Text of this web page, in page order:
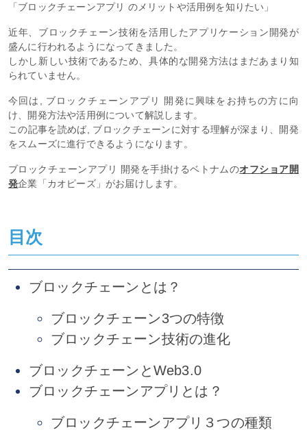
「ブロックチェーンアプリ のメリットや活用例を知りたい」
近年、ブロックチェーン技術を活用したアプリケーション開発が
盛んに行われるようになってきました。
しかし新しい技術であるため、具体的な開発方法はまだあまり知
られていません。
今回は, ブロックチェーンアプリ 開発に興味をお持ちの方に向
け、開発方法や活用例について解説します。
この記事を読めば, ブロックチェーンに対する理解が深まり、開発
をスムーズに進行できるようになります。
ブロックチェーンアプリ 開発を手掛けるベトナムのオフショア開
発企業「カオピーズ」がお届けします。
目次
ブロックチェーンとは？
ブロックチェーン3つの特徴
ブロックチェーン技術の進化
ブロックチェーンとWeb3.0
ブロックチェーンアプリとは？
ブロックチェーンアプリ３つの種類